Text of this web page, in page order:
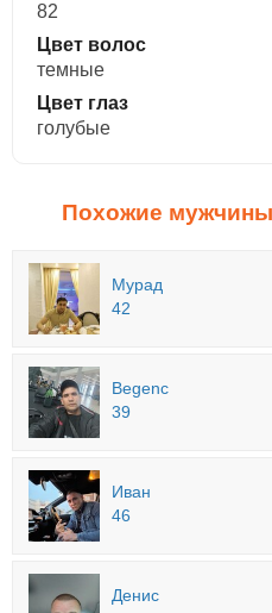
82
Цвет волос
темные
Цвет глаз
голубые
Похожие мужчины
Мурад
42
Begenc
39
Иван
46
Денис